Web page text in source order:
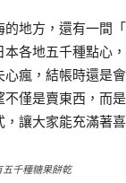
地方，還有一間
本各地五千種點心
瘋，結帳時還是
僅是賣東西，而
讓大家能充滿著
五千種糖果餅乾